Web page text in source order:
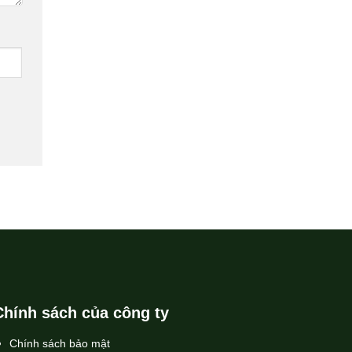
sách của công ty
Chính sách bảo mật